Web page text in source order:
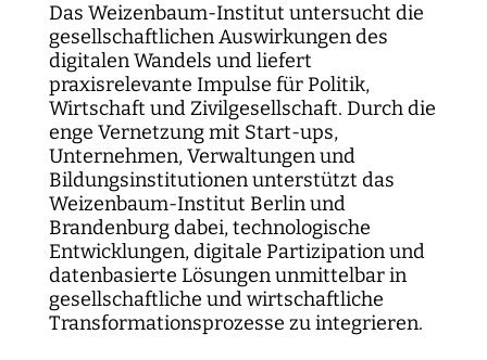
Das Weizenbaum-Institut untersucht die
gesellschaftlichen Auswirkungen des
digitalen Wandels und liefert
praxisrelevante Impulse für Politik,
Wirtschaft und Zivilgesellschaft. Durch die
enge Vernetzung mit Start-ups,
Unternehmen, Verwaltungen und
Bildungsinstitutionen unterstützt das
Weizenbaum-Institut Berlin und
Brandenburg dabei, technologische
Entwicklungen, digitale Partizipation und
datenbasierte Lösungen unmittelbar in
gesellschaftliche und wirtschaftliche
Transformationsprozesse zu integrieren.